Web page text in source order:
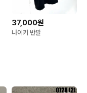
37,000원
나이키 반팔